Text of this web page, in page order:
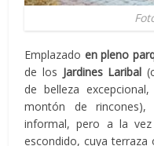
Emplazado en pleno
de los Jardines Laribal
de belleza
montón de
informal, pero a la vez
escondido, cuya terraza